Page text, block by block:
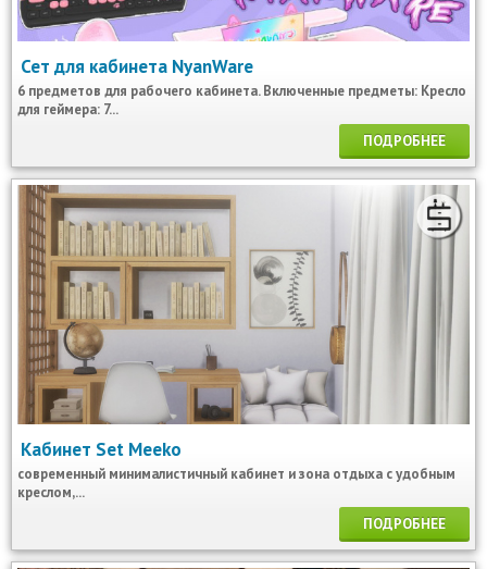
Сет для кабинета NyanWare
6 предметов для рабочего кабинета. Включенные предметы: Кресло
для геймера: 7...
ПОДРОБНЕЕ
Кабинет Set Meeko
современный минималистичный кабинет и зона отдыха с удобным
креслом,...
ПОДРОБНЕЕ